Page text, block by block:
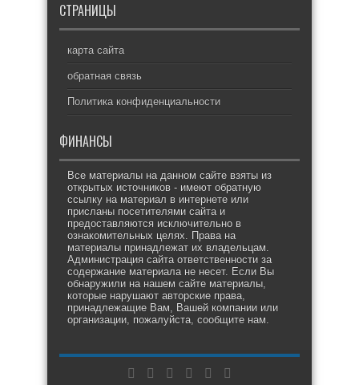
СТРАНИЦЫ
карта сайта
обратная связь
Политика конфиденциальности
ФИНАНСЫ
Все материалы на данном сайте взяты из
открытых источников - имеют обратную
ссылку на материал в интернете или
присланы посетителями сайта и
предоставляются исключительно в
ознакомительных целях. Права на
материалы принадлежат их владельцам.
Администрация сайта ответственности за
содержание материала не несет. Если Вы
обнаружили на нашем сайте материалы,
которые нарушают авторские права,
принадлежащие Вам, Вашей компании или
организации, пожалуйста, сообщите нам.